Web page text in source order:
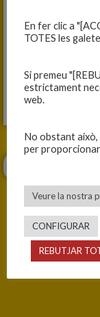
NOU CAULÈS, 62
Fitxa del partit
ANTERIOR
En fer clic a
TOTES les
Si premeu
estrictament
web.
No obstant
per
Veure la nostra
CONFIGURAR
REBUTJAR